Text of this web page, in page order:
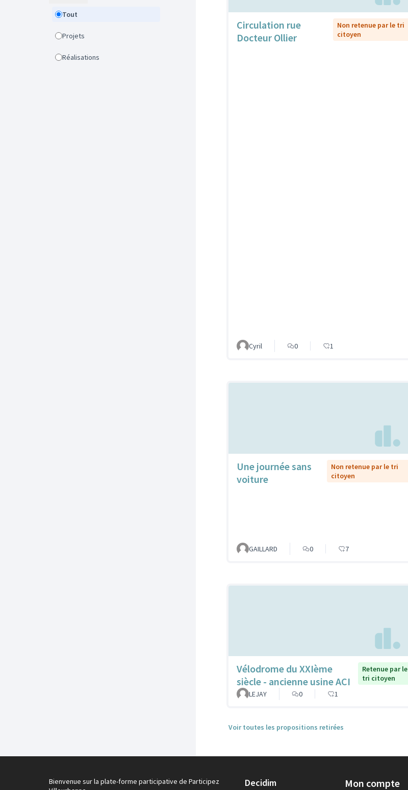
Tout
Projets
Réalisations
Circulation rue
Docteur Ollier
Non retenue par le tri
citoyen
Cyril 0 1
Une journée sans
voiture
Non retenue par le tri
citoyen
GAILLARD 0 7
Vélodrome du XXIème
siècle - ancienne usine ACI
Retenue par le
tri citoyen
LEJAY
0 1
Voir toutes les propositions retirées
Bienvenue sur la plate-forme participative de Participez
Decidim Mon compte